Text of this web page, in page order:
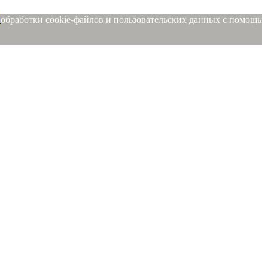
обработки cookie-файлов и пользовательских данных с